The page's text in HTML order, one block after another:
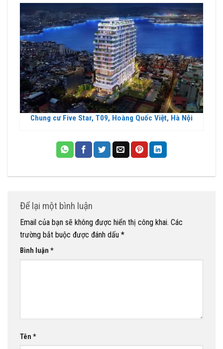
Chung cư Five Star, T09, Hoàng Quốc Việt, Hà Nội
Để lại một bình luận
Email của bạn sẽ không được hiển thị công khai. Các
trường bắt buộc được đánh dấu *
Bình luận *
Tên *